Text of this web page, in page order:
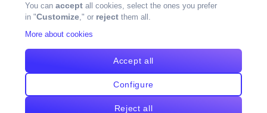
You canaccept all cookies, select the ones you prefer
in "Customize," or reject them all.
More about cookies
Configure
Reject all
Accept all